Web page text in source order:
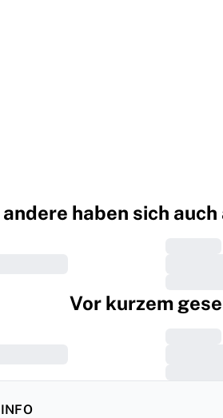
andere haben sich
Vor kurzem
INFO